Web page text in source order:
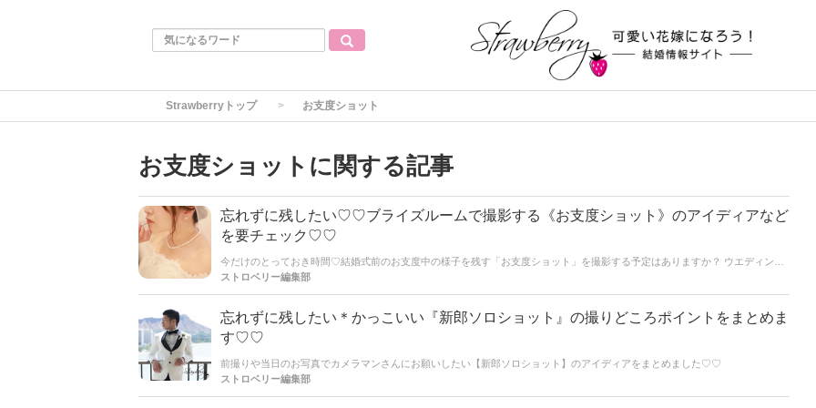
Strawberryトップ お支度ショット
お支度ショットに関する記事
忘れずに残したい♡♡ブライズルームで撮影する《お支度ショット》のアイディアなど
を要チェック♡♡
今だけのとっておき時間♡結婚式前のお支度中の様子を残す「お支度ショット」を撮影する予定はありますか？ ウエディング
当日の始まりを彩る大切なシーンなので、こだわりをもって当日撮影を行いましょう♡♡
ストロベリー編集部
忘れずに残したい＊かっこいい『新郎ソロショット』の撮りどころポイントをまとめま
す♡♡
前撮りや当日のお写真でカメラマンさんにお願いしたい【新郎ソロショット】のアイディアをまとめました♡♡
ストロベリー編集部